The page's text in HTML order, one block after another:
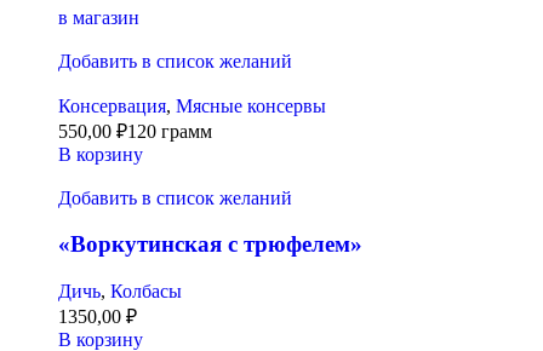
в магазин
Добавить в список желаний
Консервация, Мясные консервы
550,00 ₽120 грамм
В корзину
Добавить в список желаний
«Воркутинская с трюфелем»
Дичь, Колбасы
1350,00 ₽
В корзину